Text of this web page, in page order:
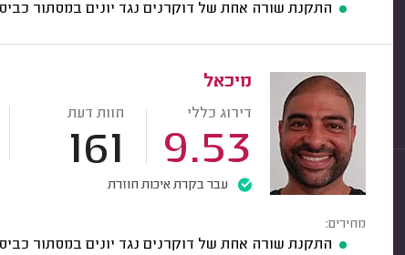
התקנת שורה אחת של דוקרנים נגד יונים במסתור
מיכאל
דירוג כללי
9.53
חוות דעת
161
עבר בקרת איכות חוזרת
מחירים:
התקנת שורה אחת של דוקרנים נגד יונים במסתור